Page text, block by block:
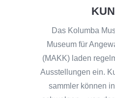
Das Kolumba
Museum für
(MAKK) laden
Ausstellungen ein.
sammler können